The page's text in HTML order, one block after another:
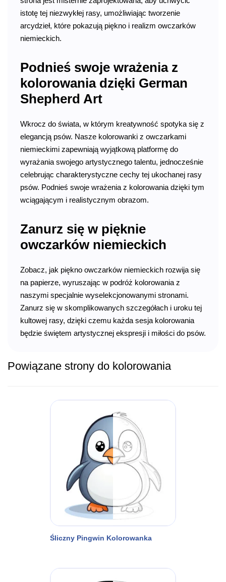
istotę tej niezwykłej rasy, umożliwiając tworzenie
arcydzieł, które pokazują piękno i realizm owczarków
niemieckich.
Podnieś swoje wrażenia z
kolorowania dzięki German
Shepherd Art
Wkrocz do świata, w którym kreatywność spotyka się z
elegancją psów. Nasze kolorowanki z owczarkami
niemieckimi zapewniają wyjątkową platformę do
wyrażania swojego artystycznego talentu, jednocześnie
celebrując charakterystyczne cechy tej ukochanej rasy
psów. Podnieś swoje wrażenia z kolorowania dzięki tym
wciągającym i realistycznym obrazom.
Zanurz się w pięknie
owczarków niemieckich
Zobacz, jak piękno owczarków niemieckich rozwija się
na papierze, wyruszając w podróż kolorowania z
naszymi specjalnie wyselekcjonowanymi stronami.
Zanurz się w skomplikowanych szczegółach i uroku tej
kultowej rasy, dzięki czemu każda sesja kolorowania
będzie świętem artystycznej ekspresji i miłości do psów.
Powiązane strony do kolorowania
Śliczny Pingwin Kolorowanka